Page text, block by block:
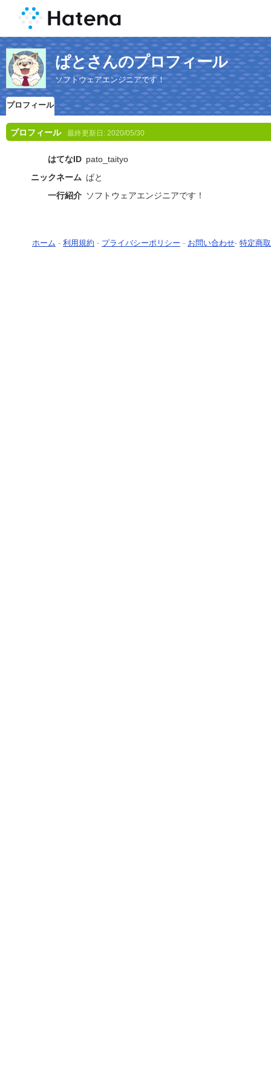
ぱとさんのプロフィール
ソフトウェアエンジニアです！
プロフィール
プロフィール 最終更新日: 2020/05/30
はてなID pato_taityo
ニックネーム ぱと
一行紹介 ソフトウェアエンジニアです！
ホーム - 利用規約 - プライバシーポリシー - お問い合わせ- 特定商